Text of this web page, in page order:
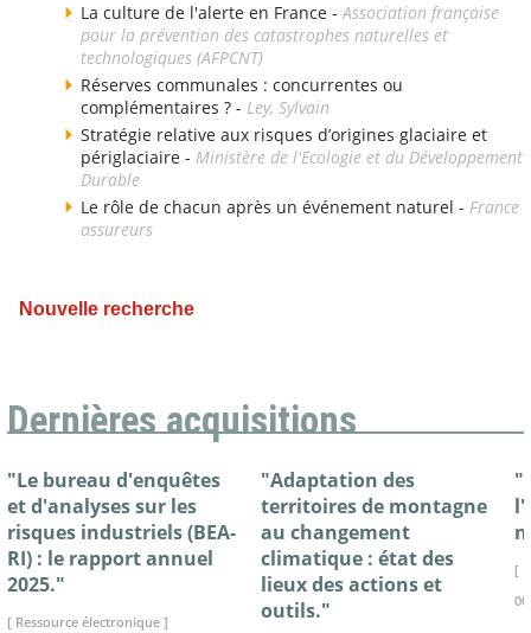
La culture de l'alerte en France -Association française
pour la prévention des catastrophes naturelles et
technologiques (AFPCNT)
Réserves communales : concurrentes ou
complémentaires ? - Ley, Sylvain
Stratégie relative aux risques d’origines glaciaire et
périglaciaire - Ministère de l'Ecologie et du Développement
Durable
Le rôle de chacun après un événement naturel - France
assureurs
Nouvelle recherche
Dernières acquisitions
"Le bureau d'enquêtes
et d'analyses sur les
risques industriels (BEA-
RI) : le rapport annuel
2025."
[ Ressource électronique ]
"Adaptation des
territoires de montagne
au changement
climatique : état des
lieux des actions et
outils."
[